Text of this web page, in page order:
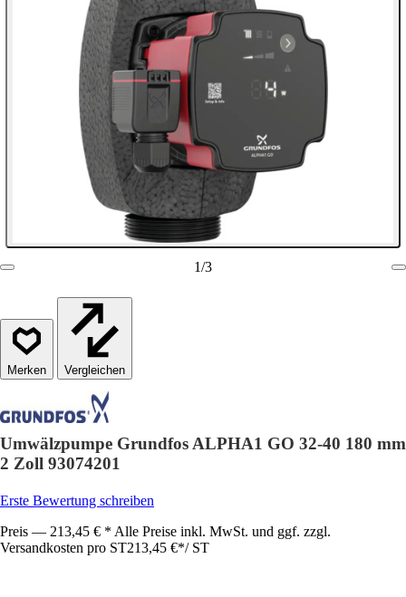
1/3
Vergleichen
Umwälzpumpe Grundfos ALPHA1 GO 32-40 180 mm
2 Zoll 93074201
Erste Bewertung schreiben
Preis — 213,45 € * Alle Preise inkl. MwSt. und ggf. zzgl.
Versandkosten pro ST213,45 €*/ ST